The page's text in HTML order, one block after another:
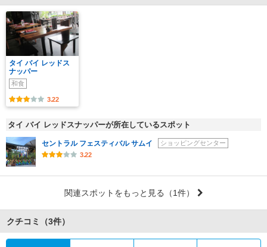
タイ バイ レッドス
ナッパー
和食
3.22
タイ バイ レッドスナッパーが所在しているスポット
セントラル フェスティバル サムイ
ショッピングセンター
3.22
関連スポットをもっと見る （1件）
クチコミ （3件）